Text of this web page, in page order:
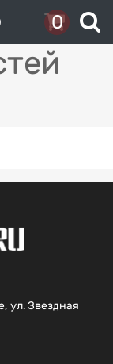
0
ул. Звездная